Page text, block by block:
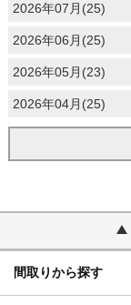
2026年07月(25)
2026年06月(25)
2026年05月(23)
2026年04月(25)
間取りから探す